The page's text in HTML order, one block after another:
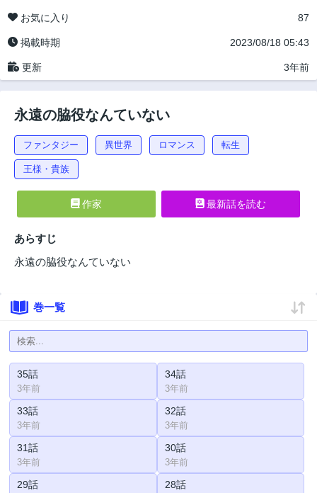
お気に入り 87
掲載時期 2023/08/18 05:43
更新 3年前
永遠の脇役なんていない
ファンタジー 異世界 ロマンス 転生
王様・貴族
作家 最新話を読む
あらすじ
永遠の脇役なんていない
巻一覧
35話
3年前
34話
3年前
33話
3年前
32話
3年前
31話
3年前
30話
3年前
29話 28話